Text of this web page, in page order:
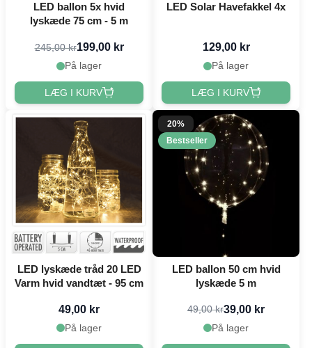
LED ballon 5x hvid
lyskæde 75 cm - 5 m
245,00 kr199,00 kr
På lager
LÆG I KURV
LED Solar Havefakkel 4x
129,00 kr
På lager
LÆG I KURV
LED lyskæde tråd 20 LED
Varm hvid vandtæt - 95 cm
49,00 kr
På lager
20%
Bestseller
LED ballon 50 cm hvid
lyskæde 5 m
49,00 kr39,00 kr
På lager